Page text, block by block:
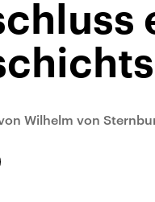
Wilhelm von